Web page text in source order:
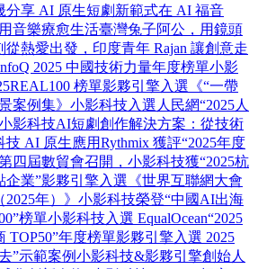
分享 AI 原生短劇新範式在 AI 福音
音樂療愈生活臺灣兔子阿公，用鏡頭
從熱愛出發，印度青年 Rajan 讓創意走
2025 中國技術力量年度榜單小影
榜單影夥引擎入選《“一帶
案例集》 小影科技入選人民網“2025人
影科技AI短劇創作解決方案：從技術
技 AI 原生應用Rythmix 獲評“2025年度
四屆數貿會召開，小影科技獲“2025杭
企業”影夥引擎入選《世界互聯網大會
年）》 小影科技榮登“中國AI出海
榜單小影科技入選 EqualOcean“2025
TOP50”年度榜單影夥引擎入選 2025
”示範案例小影科技&影夥引擎創始人